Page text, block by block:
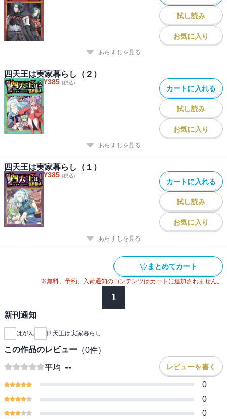
試し読み
お気に入り
あらすじを見る
四天王は実家暮らし（２）
¥385 (税込)
カートに入れる
試し読み
お気に入り
あらすじを見る
四天王は実家暮らし（１）
¥385 (税込)
カートに入れる
試し読み
お気に入り
あらすじを見る
まとめてカート
※無料、予約、入荷通知のコンテンツはカートに追加されません。
1
新刊通知
はがん 四天王は実家暮らし
この作品のレビュー （0件）
平均 -- レビューを書く
0
0
0